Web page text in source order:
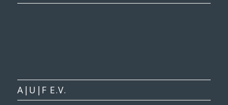
A|U|F E.V.